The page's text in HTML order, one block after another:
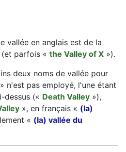
vallée en anglais est de la
(et parfois « the Valley of X »).
deux noms de vallée pour
» n'est pas employé, l'une étant
dessus (« Death Valley »),
», en français « (la)
« (la) vallée du